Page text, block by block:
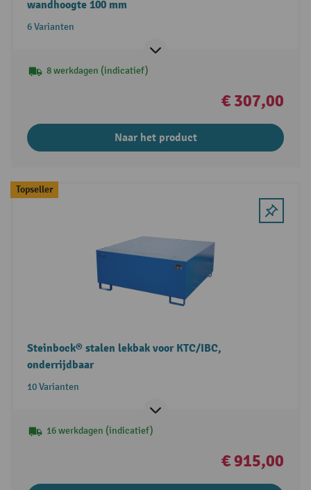
wandhoogte 100 mm
6 Varianten
8 werkdagen (indicatief)
€ 307,00
Naar het product
Topseller
Steinbock® stalen lekbak voor KTC/IBC,
onderrijdbaar
10 Varianten
16 werkdagen (indicatief)
€ 915,00